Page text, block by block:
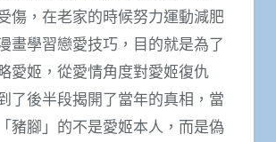
傷，在老家的時候努力運動減肥
畫學習戀愛技巧，目的就是為了
愛姬，從愛情角度對愛姬復仇
了後半段揭開了當年的真相，當
豬腳」的不是愛姬本人，而是偽